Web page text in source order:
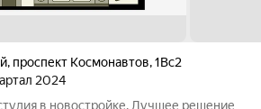
, проспект Космонавтов,1Вс2
2024
в новостройке. Лучшее решение